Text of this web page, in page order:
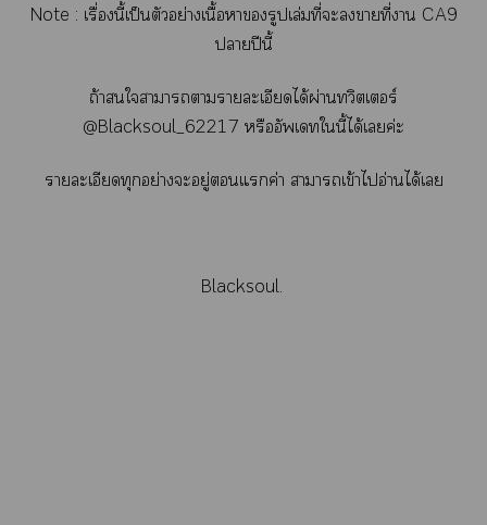
Note : เรื่องนี้เป็นตัวอย่างเนื้อารูปเล่มที่ะาที่า CA9
าปีนี้
ถ้าใาาารายละเอียดได้ผ่านทวิตเอร์
@Blacksoul_62217 หรืออัพเทในี้ได้เค่ะ
รายละเอียดทุกอย่างะอยู่แค่า าาเข้าไอ่านได้เ
Blacksoul.